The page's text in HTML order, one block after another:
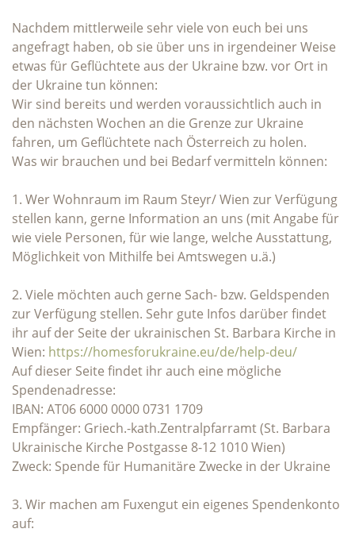
Nachdem mittlerweile sehr viele von euch bei uns
angefragt haben, ob sie über uns in irgendeiner Weise
etwas für Geflüchtete aus der Ukraine bzw. vor Ort in
der Ukraine tun können:
Wir sind bereits und werden voraussichtlich auch in
den nächsten Wochen an die Grenze zur Ukraine
fahren, um Geflüchtete nach Österreich zu holen.
Was wir brauchen und bei Bedarf vermitteln können:
1. Wer Wohnraum im Raum Steyr/ Wien zur Verfügung
stellen kann, gerne Information an uns (mit Angabe für
wie viele Personen, für wie lange, welche Ausstattung,
Möglichkeit von Mithilfe bei Amtswegen u.ä.)
2. Viele möchten auch gerne Sach- bzw. Geldspenden
zur Verfügung stellen. Sehr gute Infos darüber findet
ihr auf der Seite der ukrainischen St. Barbara Kirche in
Wien: https://homesforukraine.eu/de/help-deu/
Auf dieser Seite findet ihr auch eine mögliche
Spendenadresse:
IBAN: AT06 6000 0000 0731 1709
Empfänger: Griech.-kath.Zentralpfarramt (St. Barbara
Ukrainische Kirche Postgasse 8-12 1010 Wien)
Zweck: Spende für Humanitäre Zwecke in der Ukraine
3. Wir machen am Fuxengut ein eigenes Spendenkonto
auf: